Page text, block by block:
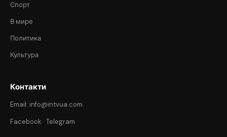
Спорт
В мире
Политика
Культура
Контакти
Email: info@intvua.com
Facebook · Telegram